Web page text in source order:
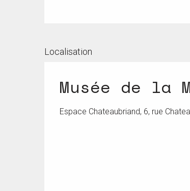
Localisation
Musée de la
Espace Chateaubriand, 6, rue